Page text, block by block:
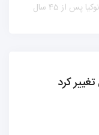
> دسته‌بندی نشده > لوگوی نوکیا پس از 45 سال